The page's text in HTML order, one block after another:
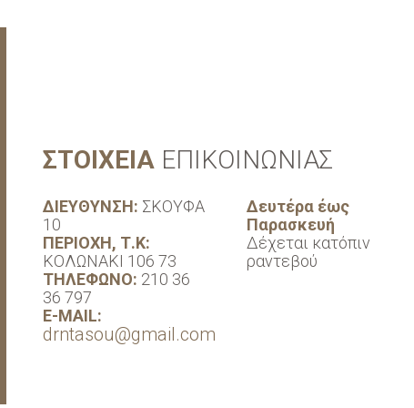
ΣΤΟΙΧΕΙΑ ΕΠΙΚΟΙΝΩΝΙΑΣ
ΔΙΕΥΘΥΝΣΗ: ΣΚΟΥΦΑ
10
ΠΕΡΙΟΧΗ, Τ.Κ:
ΚΟΛΩΝΑΚΙ 106 73
ΤΗΛΕΦΩΝΟ: 210 36
36 797
E-MAIL:
drntasou@gmail.com
Δευτέρα έως
Παρασκευή
Δέχεται κατόπιν
ραντεβού